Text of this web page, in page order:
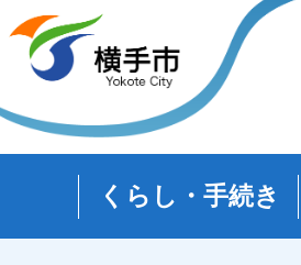
くらし・手続き